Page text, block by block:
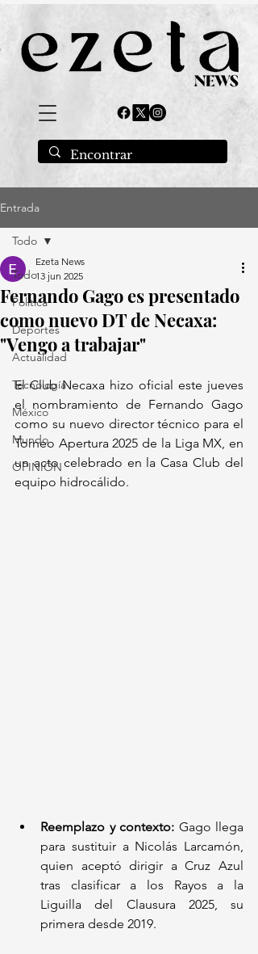
Entrada
Todo
Política
Deportes
Actualidad
Tecnología
México
Mundo
OPINIÓN
Todo
Fernando Gago es presentado
como nuevo DT de Necaxa:
"Vengo a trabajar"
Ezeta News
13 jun 2025
El Club Necaxa hizo oficial este jueves
el nombramiento de Fernando Gago
como su nuevo director técnico para el
Torneo Apertura 2025 de la Liga MX, en
un acto celebrado en la Casa Club del
equipo hidrocálido.
Reemplazo y contexto: Gago llega
para sustituir a Nicolás Larcamón,
quien aceptó dirigir a Cruz Azul
tras clasificar a los Rayos a la
Liguilla del Clausura 2025, su
primera desde 2019.